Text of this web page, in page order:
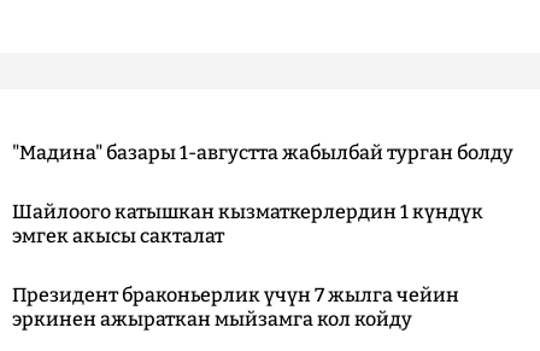
"Мадина" базары 1-августта жабылбай турган болду
Шайлоого катышкан кызматкерлердин 1 күндүк
эмгек акысы сакталат
Президент браконьерлик үчүн 7 жылга чейин
эркинен ажыраткан мыйзамга кол койду